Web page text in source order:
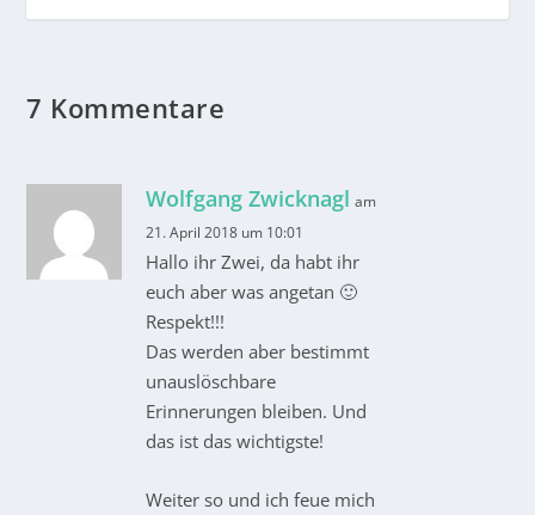
7 Kommentare
Wolfgang Zwicknagl am
21. April 2018 um 10:01
Hallo ihr Zwei, da habt ihr
euch aber was angetan 🙂
Respekt!!!
Das werden aber bestimmt
unauslöschbare
Erinnerungen bleiben. Und
das ist das wichtigste!
Weiter so und ich feue mich